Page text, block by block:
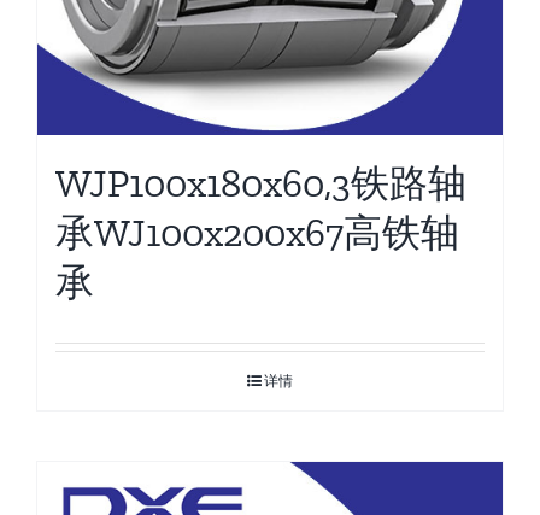
WJP100x180x60,3铁路轴
承WJ100x200x67高铁轴
承
详情